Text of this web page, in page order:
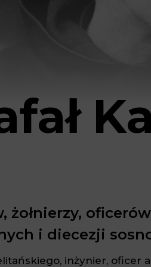
żołnierzy,
i diecezji
inżynier, oficer